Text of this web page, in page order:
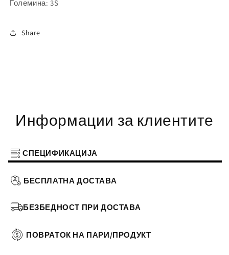
Големина: 3S
Share
Информации за клиентите
СПЕЦИФИКАЦИЈА
БЕСПЛАТНА ДОСТАВА
БЕЗБЕДНОСТ ПРИ ДОСТАВА
ПОВРАТОК НА ПАРИ/ПРОДУКТ